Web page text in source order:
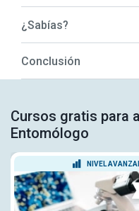
¿Sabías?
Conclusión
Cursos gratis para
Entomólogo
NIVEL